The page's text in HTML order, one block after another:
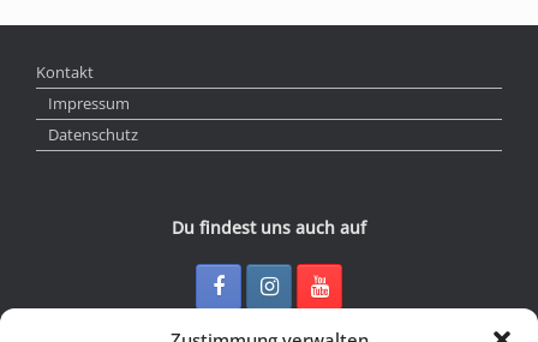
Kontakt
Impressum
Datenschutz
Du findest uns auch auf